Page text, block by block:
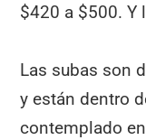
$420 a $500. Y
Las subas son
y están dentro
contemplado